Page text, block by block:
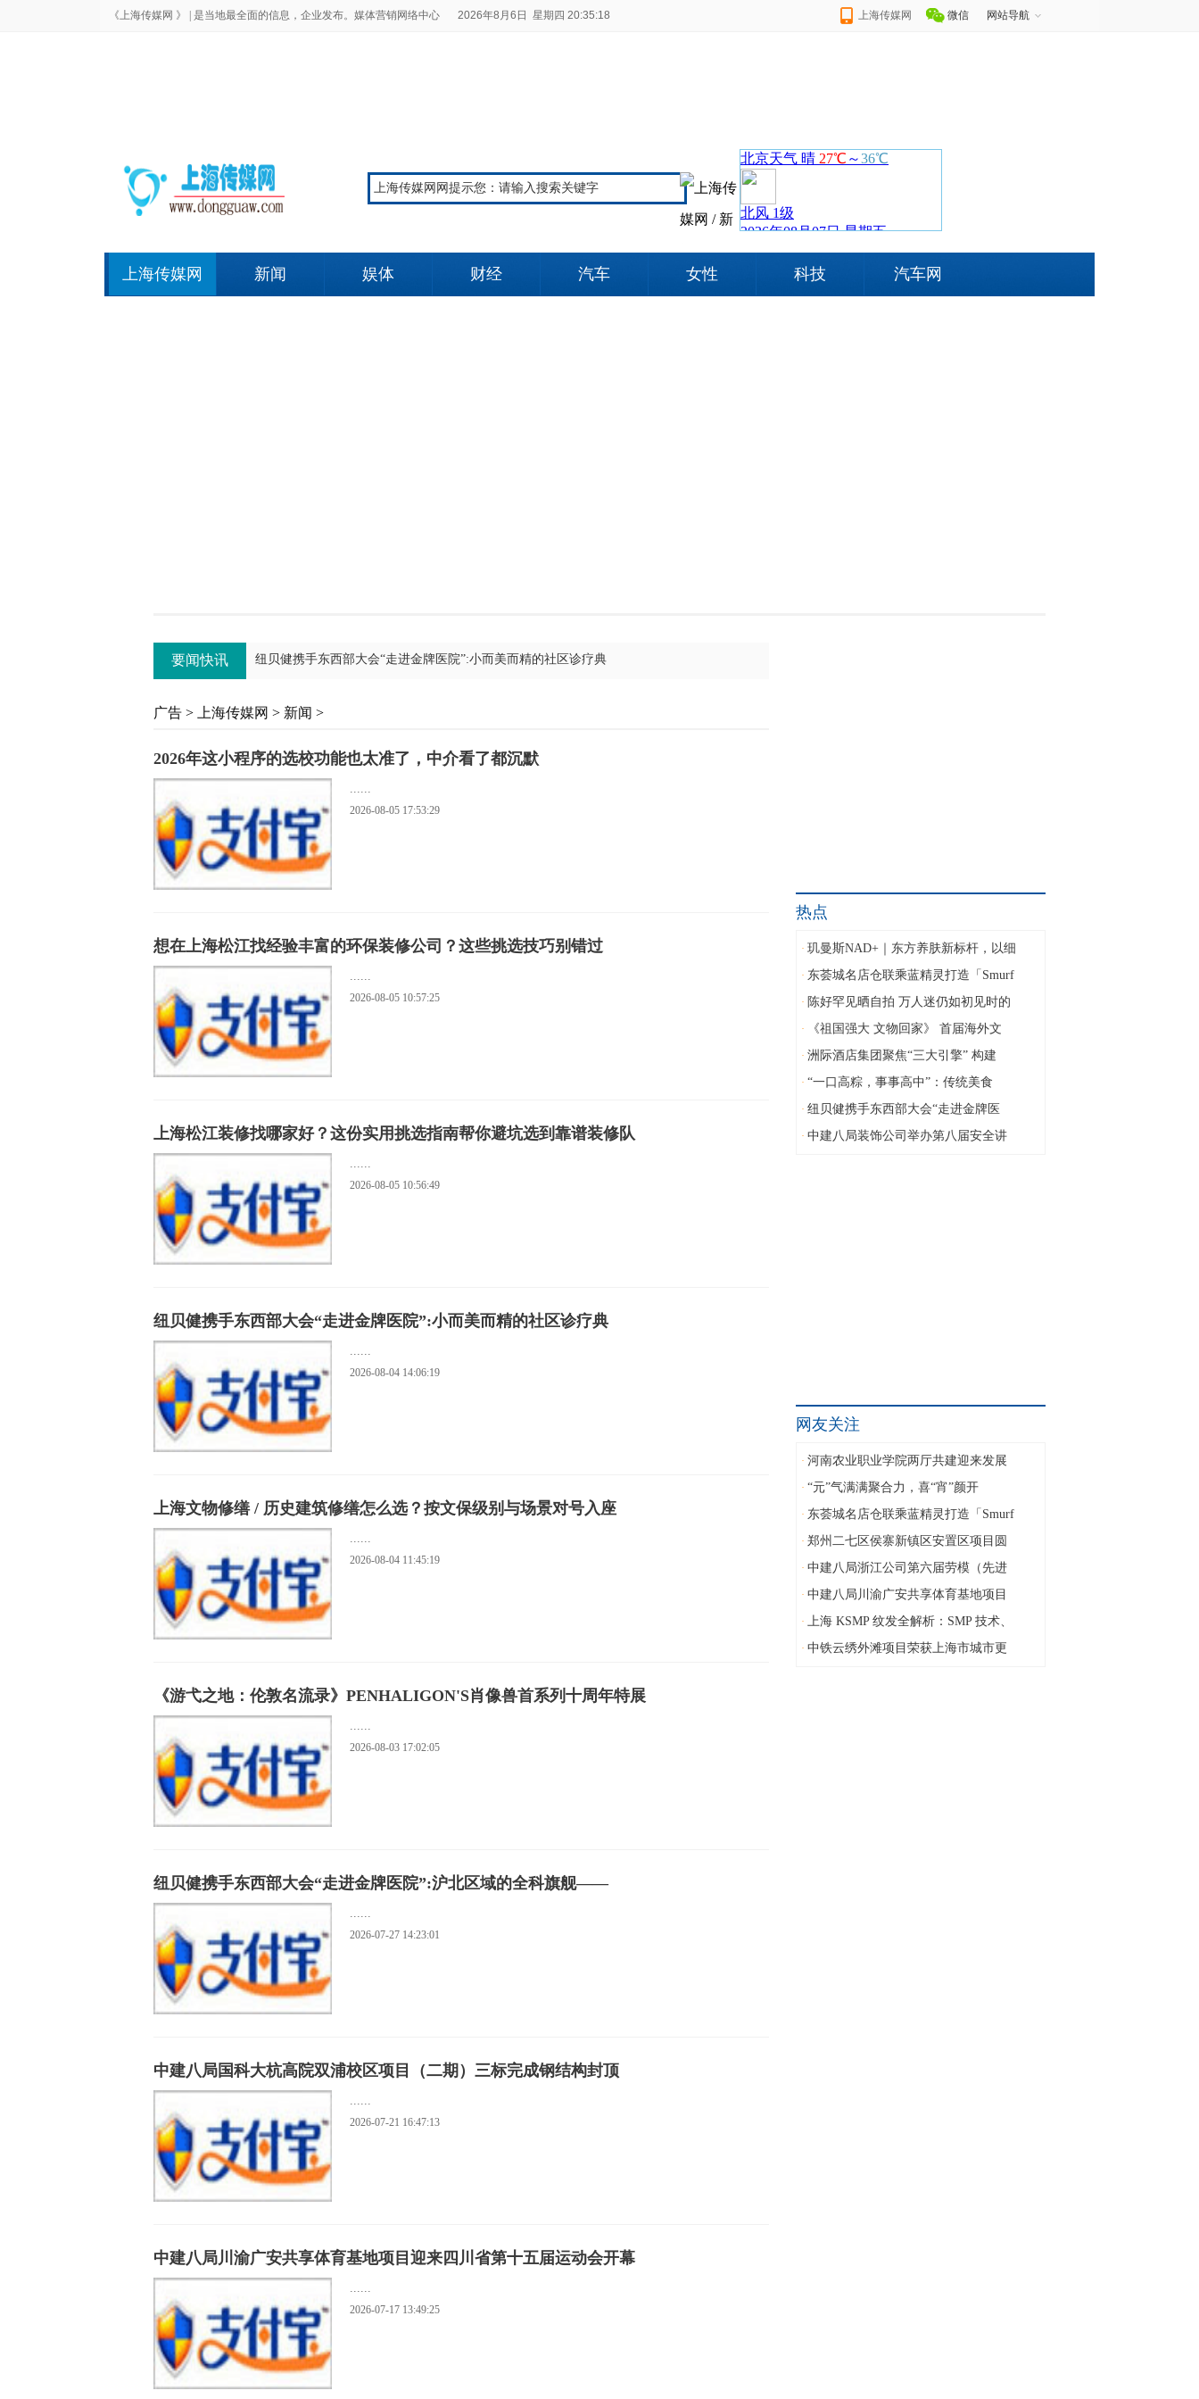
《上海传媒网 》 | 是当地最全面的信息，企业发布。媒体营销网络中心 2026年8月6日 星期四 20:35:18 上海传媒网 微信 网站导航
上海传媒网 新闻 娱体 财经 汽车 女性 科技 汽车网
要闻快讯 纽贝健携手东西部大会“走进金牌医院”:小而美而精的社区诊疗典
中建八局国科大杭高院双浦校区项目（二期）三标完成钢结构封顶
中建八局川渝广安共享体育基地项目迎来四川省第十五届运动会开幕
靠谱的TPE手套机构
哪家上海日式搬家公司有良好口碑？上海喜鹊搬家在第一行列
房产中介如何用 AI 智能名片 + 精准获客
&#8203;全国多名“全民质检官”探厂中之杰粽子车间：现场全
广告 > 上海传媒网 > 新闻 >
2026年这小程序的选校功能也太准了，中介看了都沉默
......
2026-08-05 17:53:29
想在上海松江找经验丰富的环保装修公司？这些挑选技巧别错过
......
2026-08-05 10:57:25
上海松江装修找哪家好？这份实用挑选指南帮你避坑选到靠谱装修队
......
2026-08-05 10:56:49
纽贝健携手东西部大会“走进金牌医院”:小而美而精的社区诊疗典
......
2026-08-04 14:06:19
上海文物修缮 / 历史建筑修缮怎么选？按文保级别与场景对号入座
......
2026-08-04 11:45:19
《游弋之地：伦敦名流录》PENHALIGON'S肖像兽首系列十周年特展
......
2026-08-03 17:02:05
纽贝健携手东西部大会“走进金牌医院”:沪北区域的全科旗舰——
......
2026-07-27 14:23:01
中建八局国科大杭高院双浦校区项目（二期）三标完成钢结构封顶
......
2026-07-21 16:47:13
中建八局川渝广安共享体育基地项目迎来四川省第十五届运动会开幕
......
2026-07-17 13:49:25
热点
· 玑曼斯NAD+｜东方养肤新标杆，以细
· 东荟城名店仓联乘蓝精灵打造「Smurf
· 陈好罕见晒自拍 万人迷仍如初见时的
· 《祖国强大 文物回家》 首届海外文
· 洲际酒店集团聚焦“三大引擎” 构建
· “一口高粽，事事高中”：传统美食
· 纽贝健携手东西部大会“走进金牌医
· 中建八局装饰公司举办第八届安全讲
网友关注
· 河南农业职业学院两厅共建迎来发展
· “元”气满满聚合力，喜“宵”颜开
· 东荟城名店仓联乘蓝精灵打造「Smurf
· 郑州二七区侯寨新镇区安置区项目圆
· 中建八局浙江公司第六届劳模（先进
· 中建八局川渝广安共享体育基地项目
· 上海 KSMP 纹发全解析：SMP 技术、
· 中铁云绣外滩项目荣获上海市城市更